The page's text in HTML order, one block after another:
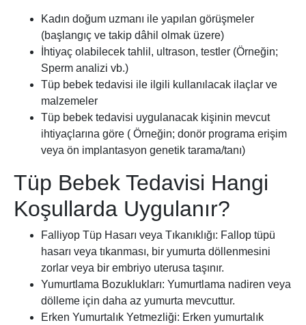
Kadın doğum uzmanı ile yapılan görüşmeler
(başlangıç ve takip dâhil olmak üzere)
İhtiyaç olabilecek tahlil, ultrason, testler (Örneğin;
Sperm analizi vb.)
Tüp bebek tedavisi ile ilgili kullanılacak ilaçlar ve
malzemeler
Tüp bebek tedavisi uygulanacak kişinin mevcut
ihtiyaçlarına göre ( Örneğin; donör programa erişim
veya ön implantasyon genetik tarama/tanı)
Tüp Bebek Tedavisi Hangi
Koşullarda Uygulanır?
Falliyop Tüp Hasarı veya Tıkanıklığı: Fallop tüpü
hasarı veya tıkanması, bir yumurta döllenmesini
zorlar veya bir embriyo uterusa taşınır.
Yumurtlama Bozuklukları: Yumurtlama nadiren veya
dölleme için daha az yumurta mevcuttur.
Erken Yumurtalık Yetmezliği: Erken yumurtalık